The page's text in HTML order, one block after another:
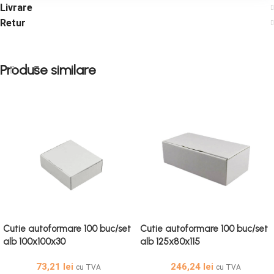
Livrare
Retur
Produse similare
Cutie autoformare 100 buc/set
alb 100x100x30
73,21 lei cu TVA
Cutie autoformare 100 buc/set
alb 125x80x115
246,24 lei cu TVA